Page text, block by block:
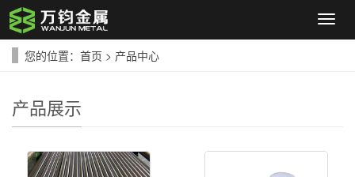
导
航
您的位置： 首页 > 产品中心
产品展示